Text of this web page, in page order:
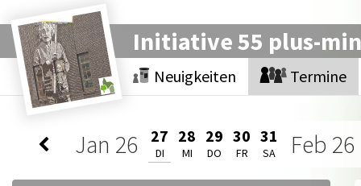
Initiative 55 plus-
Neuigkeiten Termine
Jan 26 27
DI
28
MI
29
DO
30
FR
31
SA Feb 26